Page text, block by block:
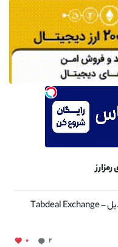
نقد و بررسی صرافی تبدیل – Tabdeal Exchange
۲ ۰